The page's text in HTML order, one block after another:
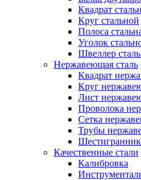
Квадрат
Круг стальной
Полоса
Уголок
Швеллер
Нержавеющая сталь
Квадрат
Круг
Лист
Проволока
Сетка
Трубы
Качественные стали
Калибровка